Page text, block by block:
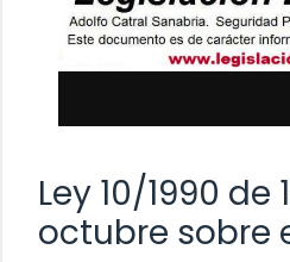
Ley 10/1990 de
octubre sobre